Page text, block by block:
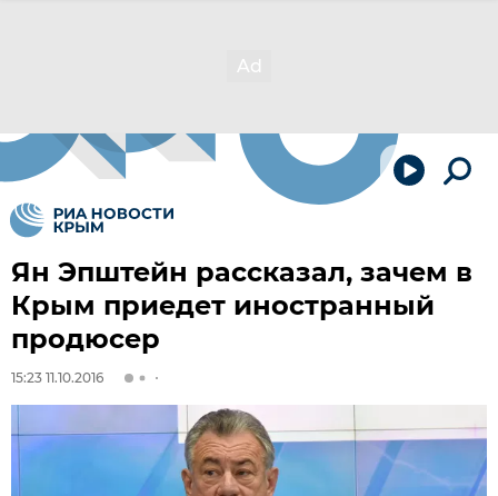
Ян Эпштейн рассказал, зачем в
Крым приедет иностранный
продюсер
15:23 11.10.2016